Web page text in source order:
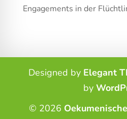
Engagements in der
Designed by Elegant
by
© 2026